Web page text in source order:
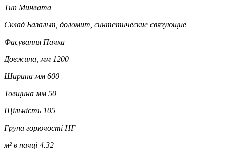
Тип Минвата
Склад Базальт, доломит, синтетические связующие
Фасування Пачка
Довжина, мм 1200
Ширина мм 600
Товщина мм 50
Щільність 105
Група горючості НГ
м² в пачці 4.32